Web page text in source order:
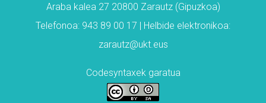
Araba kalea 27 20800 Zarautz (Gipuzkoa)
Telefonoa: 943 89 00 17 | Helbide elektronikoa:
zarautz@ukt.eus
Codesyntaxek garatua